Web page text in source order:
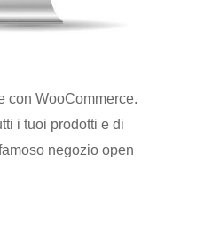
con WooCommerce.
i tuoi prodotti e di
negozio open